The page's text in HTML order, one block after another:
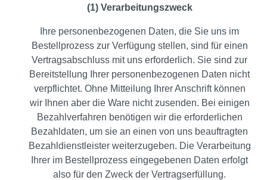
(1) Verarbeitungszweck
Ihre personenbezogenen Daten, die Sie uns im
Bestellprozess zur Verfügung stellen, sind für einen
Vertragsabschluss mit uns erforderlich. Sie sind zur
Bereitstellung Ihrer personenbezogenen Daten nicht
verpflichtet. Ohne Mitteilung Ihrer Anschrift können
wir Ihnen aber die Ware nicht zusenden. Bei einigen
Bezahlverfahren benötigen wir die erforderlichen
Bezahldaten, um sie an einen von uns beauftragten
Bezahldienstleister weiterzugeben. Die Verarbeitung
Ihrer im Bestellprozess eingegebenen Daten erfolgt
also für den Zweck der Vertragserfüllung.